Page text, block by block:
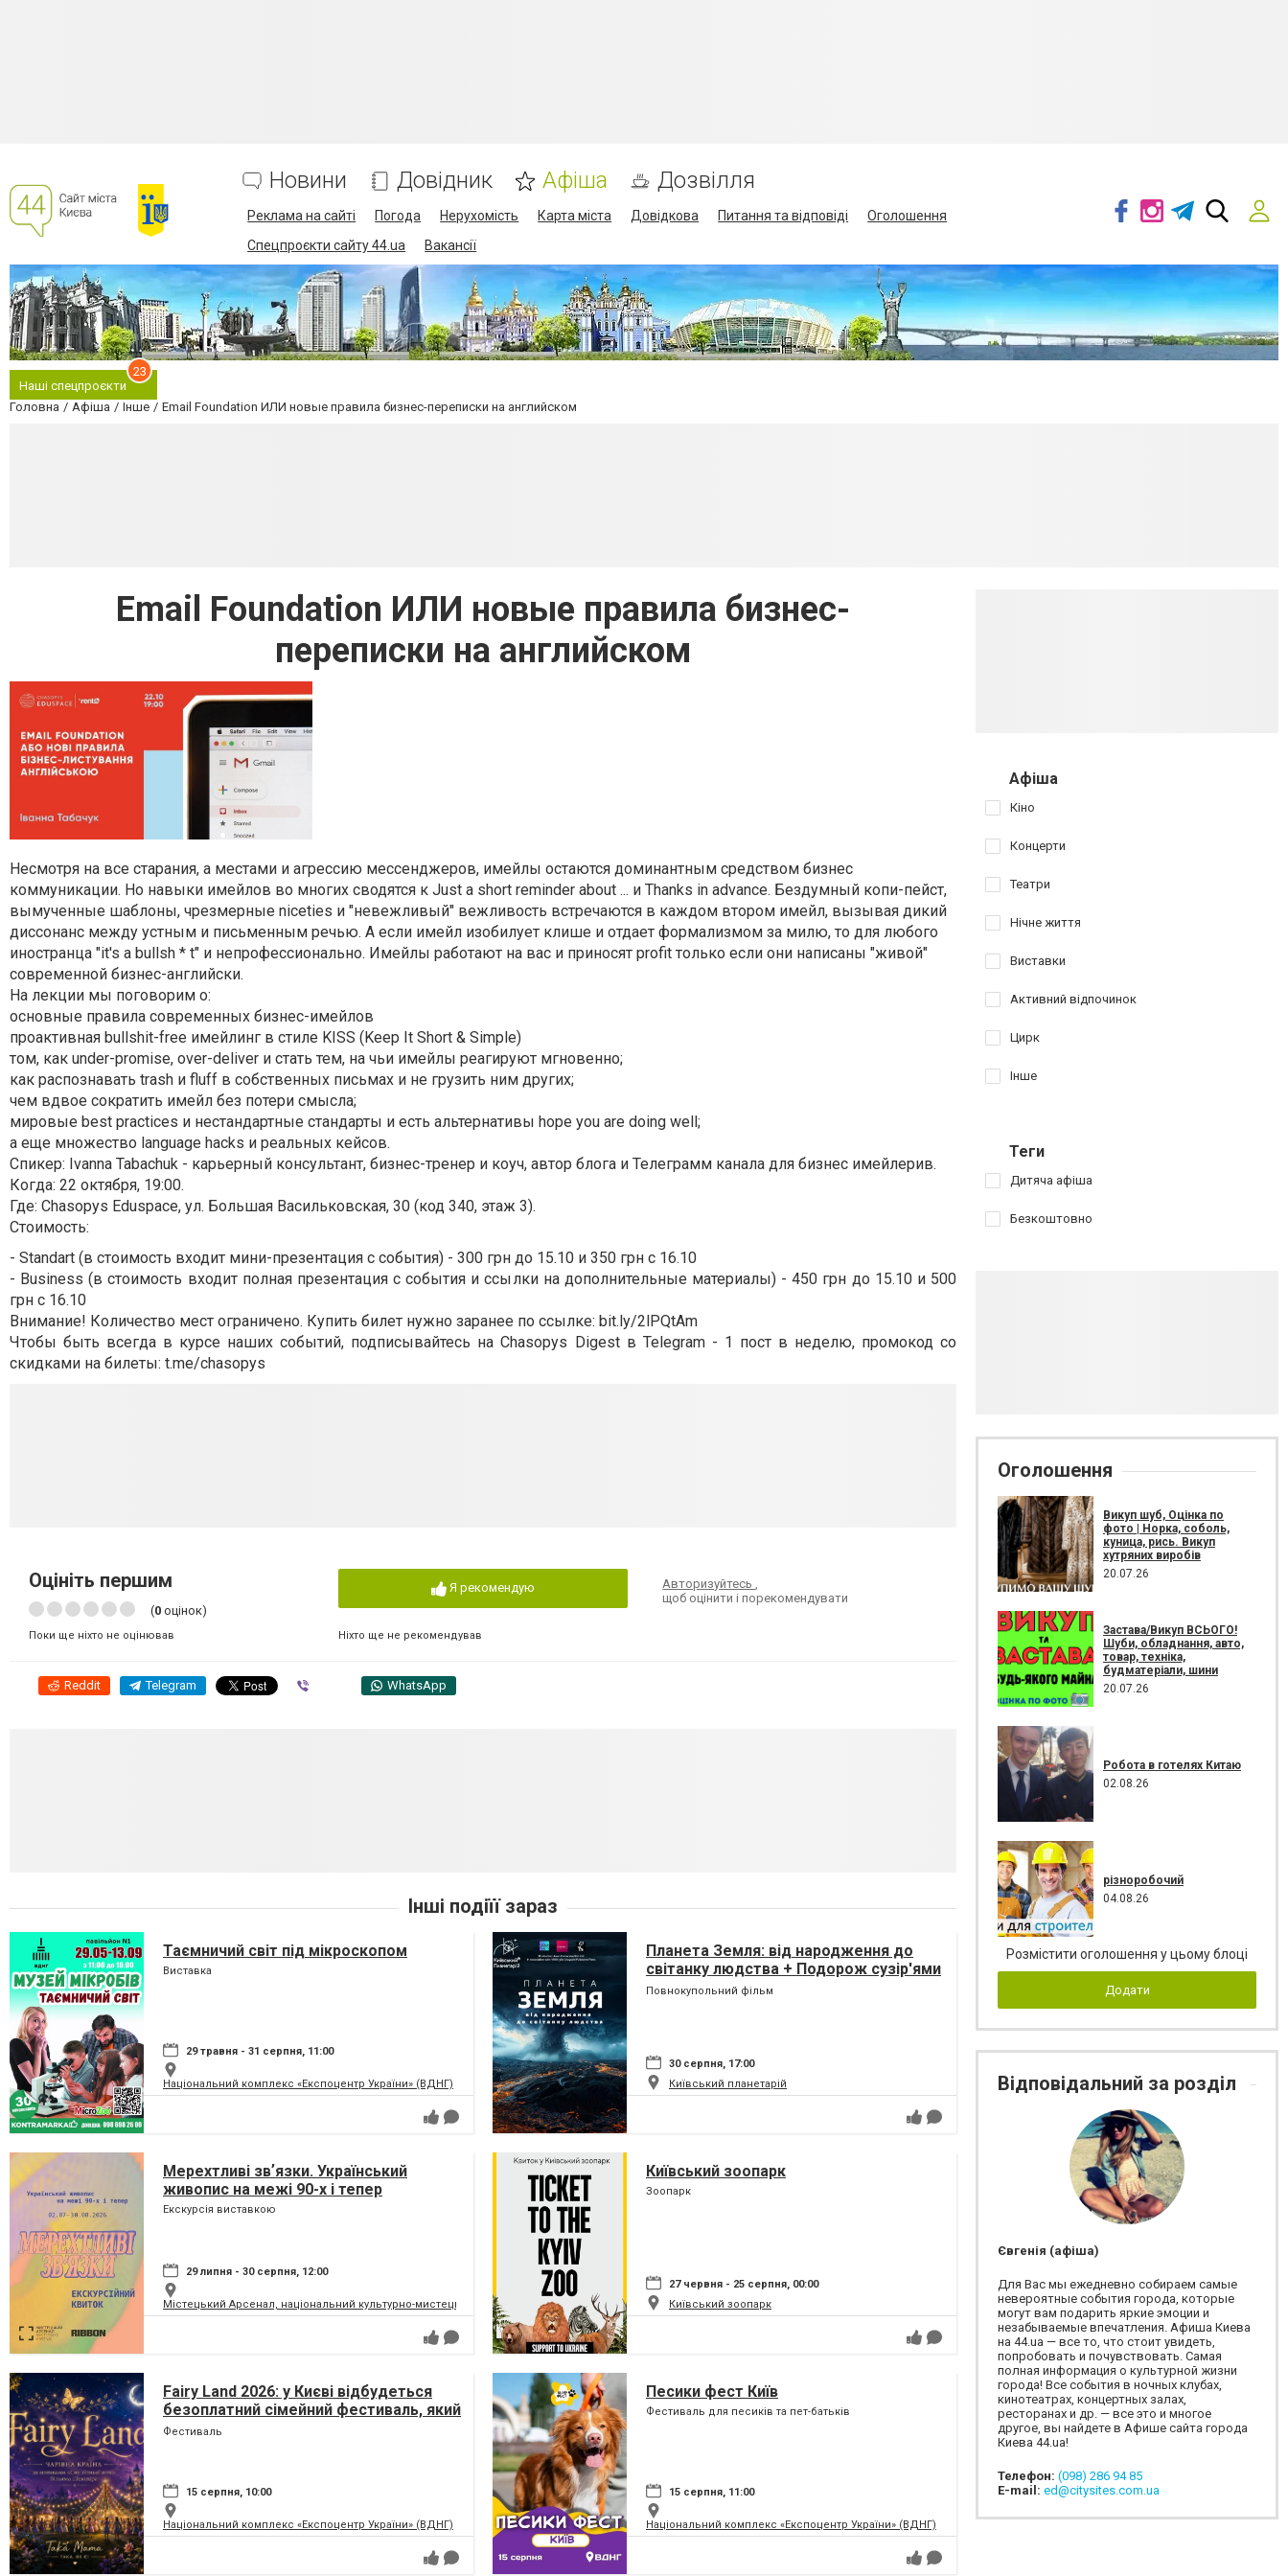
Новини Довідник Афіша Дозвілля
Реклама на сайті Погода Нерухомість Карта міста Довідкова Питання та відповіді
Оголошення
Спецпроєкти сайту 44.ua
Вакансії
Наші спецпроєкти
23
Головна Афіша Інше Email Foundation ИЛИ новые правила бизнес-переписки на английском
Email Foundation ИЛИ новые правила бизнес-
переписки на английском
Несмотря на все старания, а местами и агрессию мессенджеров, имейлы остаются доминантным средством бизнес
коммуникации. Но навыки имейлов во многих сводятся к Just a short reminder about ... и Thanks in advance. Бездумный копи-пейст,
вымученные шаблоны, чрезмерные niceties и "невежливый" вежливость встречаются в каждом втором имейл, вызывая дикий
диссонанс между устным и письменным речью. А если имейл изобилует клише и отдает формализмом за милю, то для любого
иностранца "it's a bullsh * t" и непрофессионально. Имейлы работают на вас и приносят profit только если они написаны "живой"
современной бизнес-английски.
На лекции мы поговорим о:
основные правила современных бизнес-имейлов
проактивная bullshit-free имейлинг в стиле KISS (Keep It Short & Simple)
том, как under-promise, over-deliver и стать тем, на чьи имейлы реагируют мгновенно;
как распознавать trash и fluff в собственных письмах и не грузить ним других;
чем вдвое сократить имейл без потери смысла;
мировые best practices и нестандартные стандарты и есть альтернативы hope you are doing well;
а еще множество language hacks и реальных кейсов.
Спикер: Ivanna Tabachuk - карьерный консультант, бизнес-тренер и коуч, автор блога и Телеграмм канала для бизнес имейлерив.
Когда: 22 октября, 19:00.
Где: Chasopys Eduspace, ул. Большая Васильковская, 30 (код 340, этаж 3).
Стоимость:
- Standart (в стоимость входит мини-презентация с события) - 300 грн до 15.10 и 350 грн с 16.10
- Business (в стоимость входит полная презентация с события и ссылки на дополнительные материалы) - 450 грн до 15.10 и 500
грн с 16.10
Внимание! Количество мест ограничено. Купить билет нужно заранее по ссылке: bit.ly/2lPQtAm
Чтобы быть всегда в курсе наших событий, подписывайтесь на Chasopys Digest в Telegram - 1 пост в неделю, промокод со
скидками на билеты: t.me/chasopys
Оцініть першим
(0 оцінок)
Поки ще ніхто не оцінював
Я рекомендую
Ніхто ще не рекомендував
Авторизуйтесь,
щоб оцінити і порекомендувати
Reddit Telegram WhatsApp
Інші подіїї зараз
Таємничий світ під мікроскопом
Виставка
29 травня - 31 серпня, 11:00
Національний комплекс «Експоцентр України» (ВДНГ)
Планета Земля: від народження до
світанку людства + Подорож сузір'ями
(класична програма)
Повнокупольний фільм
30 серпня, 17:00
Київський планетарій
Мерехтливі звʼязки. Український
живопис на межі 90-х і тепер
Екскурсія виставкою
29 липня - 30 серпня, 12:00
Містецький Арсенал, національний культурно-мистецький та музейний комплекс
Київський зоопарк
Зоопарк
27 червня - 25 серпня, 00:00
Київський зоопарк
Fairy Land 2026: у Києві відбудеться
безоплатний сімейний фестиваль, який
перетворить парк на ВДНГ на чарівну
Фестиваль
15 серпня, 10:00
Національний комплекс «Експоцентр України» (ВДНГ)
Песики фест Київ
Фестиваль для песиків та пет-батьків
15 серпня, 11:00
Національний комплекс «Експоцентр України» (ВДНГ)
Афіша
Кіно
Концерти
Театри
Нічне життя
Виставки
Активний відпочинок
Цирк
Інше
Теги
Дитяча афіша
Безкоштовно
Оголошення
Викуп шуб, Оцінка по
фото | Норка, соболь,
куница, рись. Викуп
хутряних виробів
20.07.26
Застава/Викуп ВСЬОГО!
Шуби, обладнання, авто,
товар, техніка,
будматеріали, шини
20.07.26
Робота в готелях Китаю
02.08.26
різноробочий
04.08.26
Розмістити оголошення у цьому блоці
Додати
Відповідальний за розділ
Євгенія (афіша)
Для Вас мы ежедневно собираем самые
невероятные события города, которые
могут вам подарить яркие эмоции и
незабываемые впечатления. Афиша Киева
на 44.ua — все то, что стоит увидеть,
попробовать и почувствовать. Самая
полная информация о культурной жизни
города! Все события в ночных клубах,
кинотеатрах, концертных залах,
ресторанах и др. — все это и многое
другое, вы найдете в Афише сайта города
Киева 44.ua!
Телефон: (098) 286 94 85
E-mail: ed@citysites.com.ua